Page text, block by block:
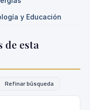
y Educación
de esta
Refinar búsqueda